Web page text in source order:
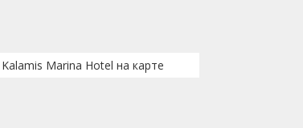
Marina Hotel на карте